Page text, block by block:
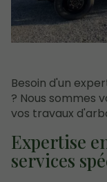
Besoin d'un
? Nous sommes
vos travaux
Expertise
services